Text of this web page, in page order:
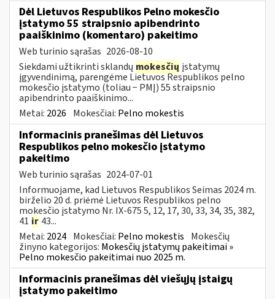
Dėl Lietuvos Respublikos Pelno mokesčio
įstatymo 55 straipsnio apibendrinto
paaiškinimo (komentaro) pakeitimo
Web turinio sąrašas 2026-08-10
Siekdami užtikrinti sklandų mokesčių įstatymų
įgyvendinimą, parengėme Lietuvos Respublikos pelno
mokesčio įstatymo (toliau − PMĮ) 55 straipsnio
apibendrinto paaiškinimo...
Metai: 2026 Mokesčiai: Pelno mokestis
Informacinis pranešimas dėl Lietuvos
Respublikos pelno mokesčio įstatymo
pakeitimo
Web turinio sąrašas 2024-07-01
Informuojame, kad Lietuvos Respublikos Seimas 2024 m.
birželio 20 d. priėmė Lietuvos Respublikos pelno
mokesčio įstatymo Nr. IX-675 5, 12, 17, 30, 33, 34, 35, 382,
41 ir 43...
Metai: 2024 Mokesčiai: Pelno mokestis Mokesčių
žinyno kategorijos: Mokesčių įstatymų pakeitimai »
Pelno mokesčio pakeitimai nuo 2025 m.
Informacinis pranešimas dėl viešųjų įstaigų
įstatymo pakeitimo